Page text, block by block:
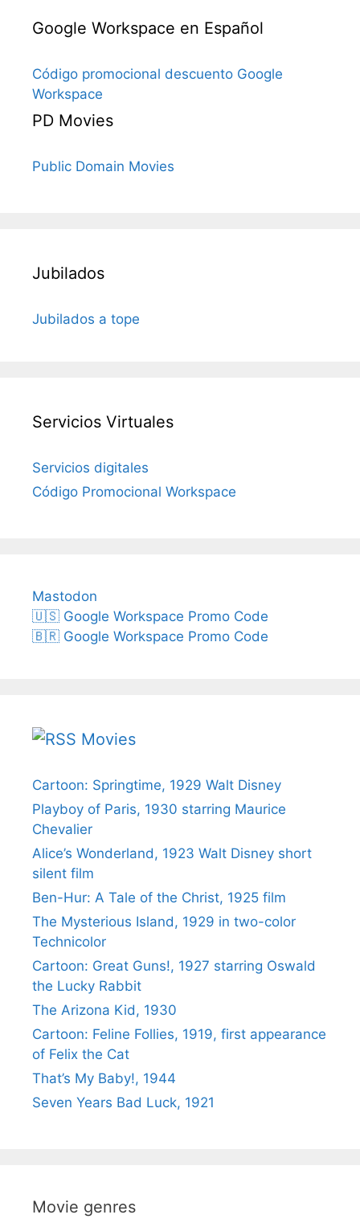
Google Workspace en Español
Código promocional descuento Google
Workspace
PD Movies
Public Domain Movies
Jubilados
Jubilados a tope
Servicios Virtuales
Servicios digitales
Código Promocional Workspace
Mastodon
🇺🇸 Google Workspace Promo Code
🇧🇷 Google Workspace Promo Code
Movies
Cartoon: Springtime, 1929 Walt Disney
Playboy of Paris, 1930 starring Maurice
Chevalier
Alice’s Wonderland, 1923 Walt Disney short
silent film
Ben-Hur: A Tale of the Christ, 1925 film
The Mysterious Island, 1929 in two-color
Technicolor
Cartoon: Great Guns!, 1927 starring Oswald
the Lucky Rabbit
The Arizona Kid, 1930
Cartoon: Feline Follies, 1919, first appearance
of Felix the Cat
That’s My Baby!, 1944
Seven Years Bad Luck, 1921
Movie genres